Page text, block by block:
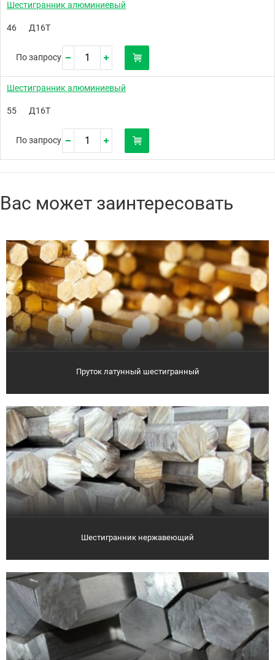
Шестигранник алюминиевый
46 Д16Т
По запросу
Шестигранник алюминиевый
55 Д16Т
По запросу
Вас может заинтересовать
Пруток латунный шестигранный
Шестигранник нержавеющий